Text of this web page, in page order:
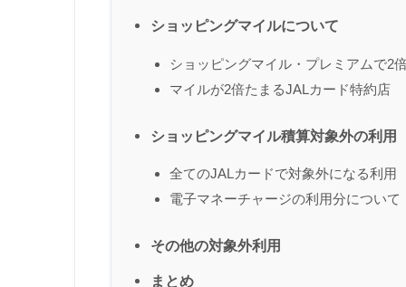
ショッピングマイルについて
ショッピングマイル・プレミアムで2
マイルが2倍たまるJALカード特約店
ショッピングマイル積算対象外の利用
全てのJALカードで対象外になる利用
電子マネーチャージの利用分について
その他の対象外利用
まとめ